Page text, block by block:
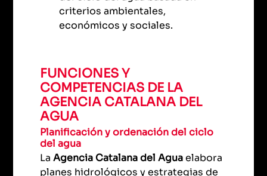
criterios ambientales,
económicos y sociales.
FUNCIONES Y
COMPETENCIAS DE LA
AGENCIA CATALANA DEL
AGUA
Planificación y ordenación del ciclo
del agua
LaAgencia Catalana del Aguaelabora
planes hidrológicos y estrategias de